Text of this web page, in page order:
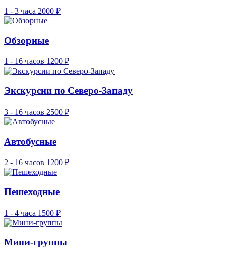
1 - 3 часа 2000 ₽
Обзорные
1 - 16 часов 1200 ₽
Экскурсии по Северо-Западу
3 - 16 часов 2500 ₽
Автобусные
2 - 16 часов 1200 ₽
Пешеходные
1 - 4 часа 1500 ₽
Мини-группы